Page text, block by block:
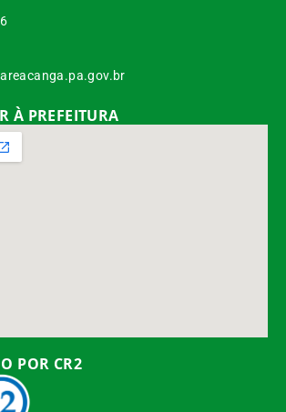
À PREFEITURA
POR CR2